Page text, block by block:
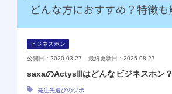
ビジネスホン
公開日：2020.03.27 最終更新日：2025.08.27
saxaのActysⅢはどんなビジネスホン？
発注先選びのツボ